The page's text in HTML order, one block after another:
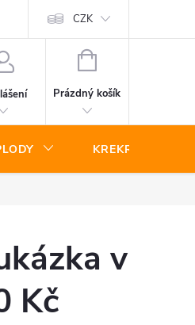
CZK
NÁKUPNÍ
Prázdný košík
KREKRY A
v
Kč